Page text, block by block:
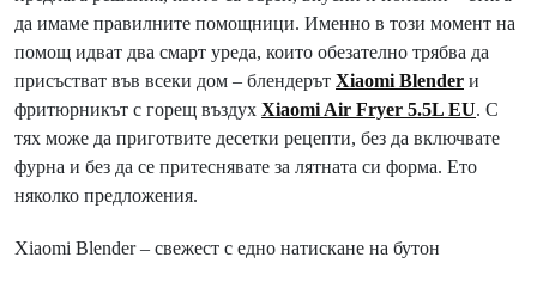
да имаме правилните помощници. Именно в този момент на
помощ идват два смарт уреда, които обезателно трябва да
присъстват във всеки дом – блендерът Xiaomi Blender и
фритюрникът с горещ въздух Xiaomi Air Fryer 5.5L EU. С
тях може да приготвите десетки рецепти, без да включвате
фурна и без да се притеснявате за лятната си форма. Ето
няколко предложения.
Xiaomi Blender – свежест с едно натискане на бутон